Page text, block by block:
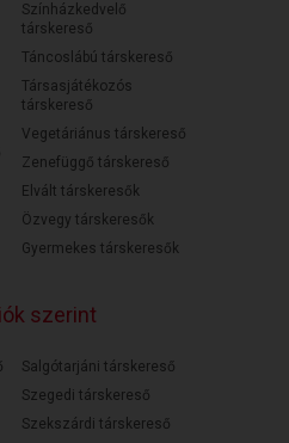
Színházkedvelő
társkereső
Táncoslábú társkereső
Társasjátékozós
társkereső
Vegetáriánus társkereső
Zenefüggő társkereső
Elvált társkeresők
Özvegy társkeresők
Gyermekes társkeresők
szerint
Salgótarjáni társkereső
Szegedi társkereső
Szekszárdi társkereső